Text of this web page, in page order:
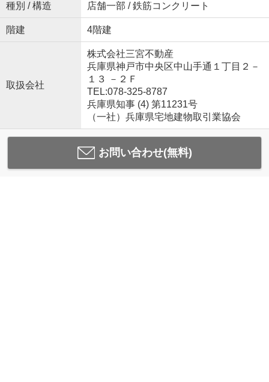
種別 / 構造 店舗一部 / 鉄筋コンクリート
階建 4階建
取扱会社
株式会社三宮不動産
兵庫県神戸市中央区中山手通１丁目２－
１３ －２Ｆ
TEL:078-325-8787
兵庫県知事 (4) 第11231号
（一社）兵庫県宅地建物取引業協会
お問い合わせ(無料)